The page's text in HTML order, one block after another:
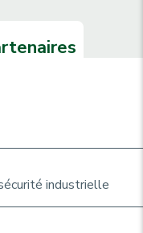
industrielle